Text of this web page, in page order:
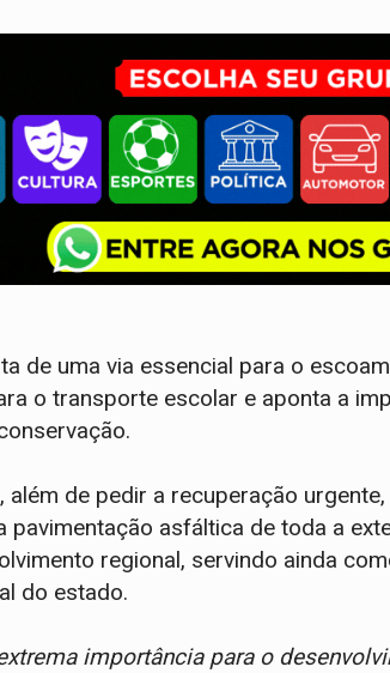
de uma via essencial para o
o transporte escolar e aponta a
de pedir a recuperação
asfáltica de toda a
regional, servindo ainda
do estado.
importância para o